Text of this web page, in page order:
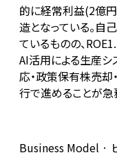
的に経常利益(2億
造となっている。
ているものの、
AI活用による生産シ
応・政策保有株売
行で進めることが急
Business Model ·